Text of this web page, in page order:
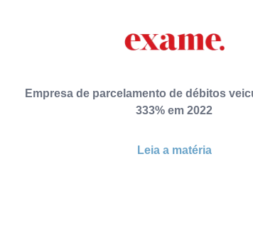
Empresa de parcelamento de débitos
333% em 2022
Leia a matéria